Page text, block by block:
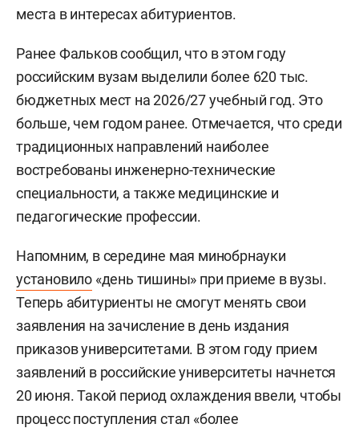
места в интересах абитуриентов.
Ранее Фальков сообщил, что в этом году
российским вузам выделили более 620 тыс.
бюджетных мест на 2026/27 учебный год. Это
больше, чем годом ранее. Отмечается, что среди
традиционных направлений наиболее
востребованы инженерно-технические
специальности, а также медицинские и
педагогические профессии.
Напомним, в середине мая минобрнауки
установило «день тишины» при приеме в вузы.
Теперь абитуриенты не смогут менять свои
заявления на зачисление в день издания
приказов университетами. В этом году прием
заявлений в российские университеты начнется
20 июня. Такой период охлаждения ввели, чтобы
процесс поступления стал «более